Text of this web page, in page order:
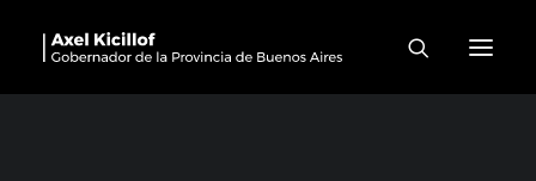
General Viamonte